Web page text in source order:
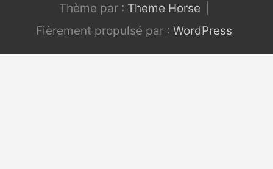
Thème par : Theme Horse
Fièrement propulsé par : WordPress